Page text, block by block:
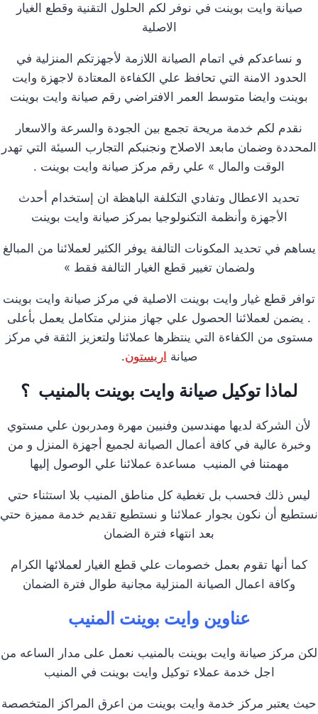
صيانة وايت بوينت في نوفر لكم الحلول التقنية وقطع الغيار
الاصلية
و نساعدكم في اتمام الصيانة اللازمة لأجهزتكم المنزلية في
الحدود الامنة التي تحافظ علي الكفاءة المعتادة لاجهزة وايت
بوينت وايضا متوسط العمر الافتراضي رقم صيانة وايت بوينت
نقدم لكم خدمة مريحة تجمع بين الجودة والسرعة والاسعار
المحددة وضمان مابعد الاصلاح ونجنبكم التجارب السيئة التي تهدر
الوقت والمال » علي رقم مركز صيانة وايت بوينت .
تحديد الاعطال وتفادي التكلفة الباهظة ان إستخدام أحدث
الأجهزة وأنظمة التكنولوجيا بمركز صيانة وايت بوينت
يساهم في تحديد المكونات التالفة يوفر الكثير لعملائنا من المبالغ
ولضمان تغيير قطع الغيار التالفة فقط »
توافر قطع غيار وايت بوينت الاصلية في مركز صيانة وايت بوينت
. يضمن لعملائنا الحصول علي جهاز منزلي متكامل يعمل بأعلى
مستوى من الكفاءة التي ينتظرها عملائنا ولتعزيز الثقة في مركز
صيانة اريستون.
لماذا توكيل صيانة وايت بوينت بالمنيب ؟
لأن الشركة لديها مهندسين وفنيين مهرة ومدربون علي مستوي
وخبرة عالية في كافة أعمال الصيانة لجميع أجهزة المنزل و من
مهمتنا في المنيب مساعدة عملائنا علي الوصول إليها
ليس ذلك فحسب بل تغطية كل مناطق المنيب بلا استثناء حتي
نستطيع أن نكون بجوار عملائنا و نستطيع تقديم خدمة مميزة حتي
بعد انتهاء فترة الضمان
كما أنها تقوم بعمل خصومات علي قطع الغيار لعملائها الكرام
وكافة اعمال الصيانة المنزلية مجانية طوال فترة الضمان
عناوين وايت بوينت المنيب
لكن مركز صيانة وايت بوينت بالمنيب نعمل على مدار الساعه من
اجل خدمة عملاء توكيل وايت بوينت في المنيب
حيث يعتبر مركز خدمة وايت بوينت من اعرق المراكز المتخصصة